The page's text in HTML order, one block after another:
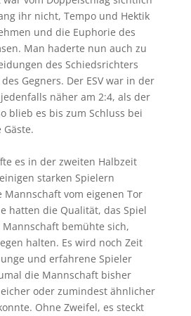
ihr nicht, Tempo und Hektik
und die Euphorie des
Man haderte nun auch zu
des Schiedsrichters
Gegners. Der ESV war in der
näher am 2:4, als der
blieb es bis zum Schluss bei
es in der zweiten Halbzeit
starken Spielern
vom eigenen Tor
hatten die Qualität, das Spiel
bemühte sich,
halten. Es wird noch Zeit
und erfahrene Spieler
die Mannschaft bisher
oder zumindest ähnlicher
Ohne Zweifel, es steckt